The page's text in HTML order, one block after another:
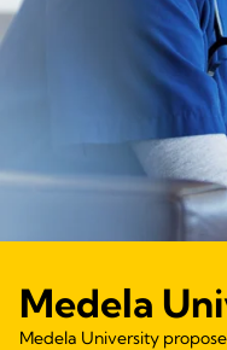
Medela
Medela University